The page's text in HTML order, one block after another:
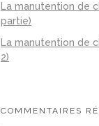
La manutention de
partie)
La manutention de
2)
COMMENTAIRES